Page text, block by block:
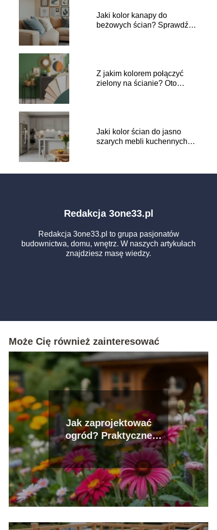
Jaki kolor kanapy do
beżowych ścian? Sprawdź
Z jakim kolorem połączyć
zielony na ścianie? Oto
Jaki kolor ścian do jasno
szarych mebli kuchennych?
Redakcja 3one33.pl
Redakcja 3one33.pl to grupa pasjonatów
budownictwa, domu, wnętrz. W naszych artykułach
znajdziesz masę wiedzy.
Może Cię również zainteresować
Jak zaprojektować
ogród? Praktyczne
wskazówki i porady